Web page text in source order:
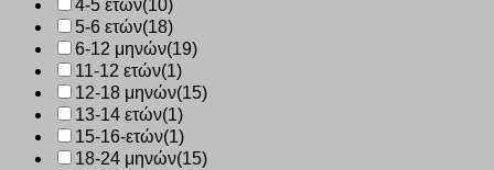
4-5 ετών(10)
5-6 ετών(18)
6-12 μηνών(19)
11-12 ετών(1)
12-18 μηνών(15)
13-14 ετών(1)
15-16-ετών(1)
18-24 μηνών(15)